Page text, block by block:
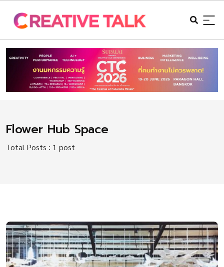
Flower Hub Space
Total Posts : 1 post